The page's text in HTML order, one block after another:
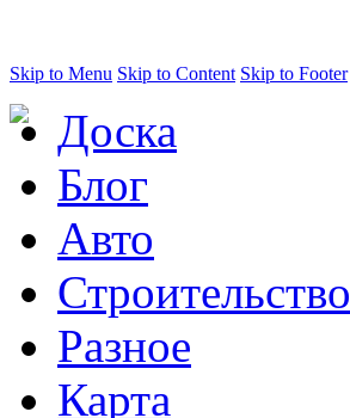
Skip to Menu Skip to Content Skip to Footer
Доска
Блог
Авто
Строительство
Разное
Карта